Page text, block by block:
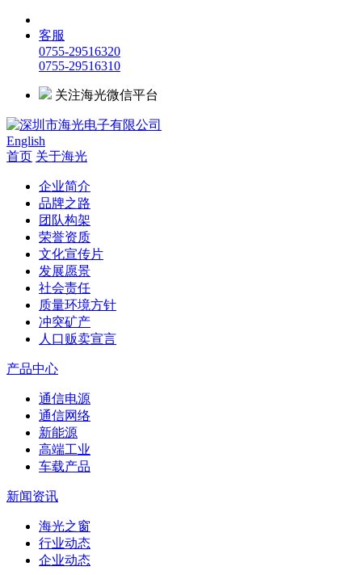
客服
0755-29516320
0755-29516310
关注海光微信平台
English
首页 关于海光
企业简介
品牌之路
团队构架
荣誉资质
文化宣传片
发展愿景
社会责任
质量环境方针
冲突矿产
人口贩卖宣言
产品中心
通信电源
通信网络
新能源
高端工业
车载产品
新闻资讯
海光之窗
行业动态
企业动态